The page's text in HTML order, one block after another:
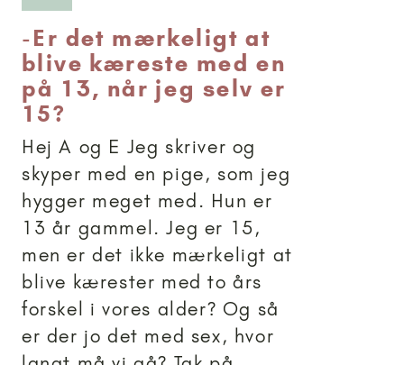
-Er det mærkeligt at
blive kæreste med en
på 13, når jeg selv er
15?
Hej A og E Jeg skriver og
skyper med en pige, som jeg
hygger meget med. Hun er
13 år gammel. Jeg er 15,
men er det ikke mærkeligt at
blive kærester med to års
forskel i vores alder? Og så
er der jo det med sex, hvor